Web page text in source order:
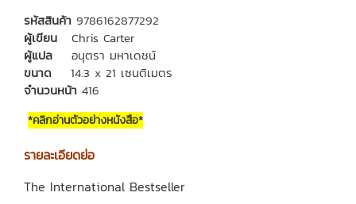
รหัสสินค้า 9786162877292
ผู้เขียน
Chris Carter
ผู้แปล อนุตรา มหาเดชน์
ขนาด 14.3 x 21 เซนติเมตร
จำนวนหน้า 416
*คลิกอ่านตัวอย่างหนังสือ*
รายละเอียดย่อ
The International Bestseller